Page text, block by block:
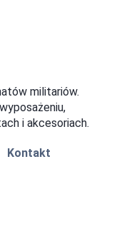
militariów.
i akcesoriach.
Kontakt